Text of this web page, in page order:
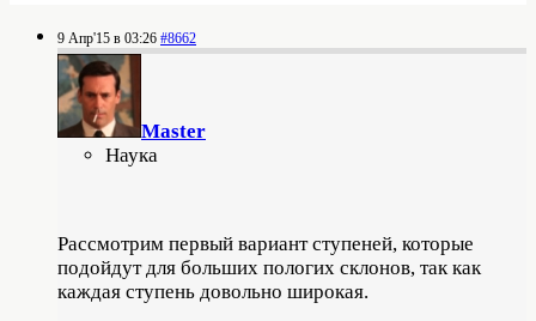
9 Апр'15 в 03:26 #8662
Master
Наука
Рассмотрим первый вариант ступеней, которые
подойдут для больших пологих склонов, так как
каждая ступень довольно широкая.